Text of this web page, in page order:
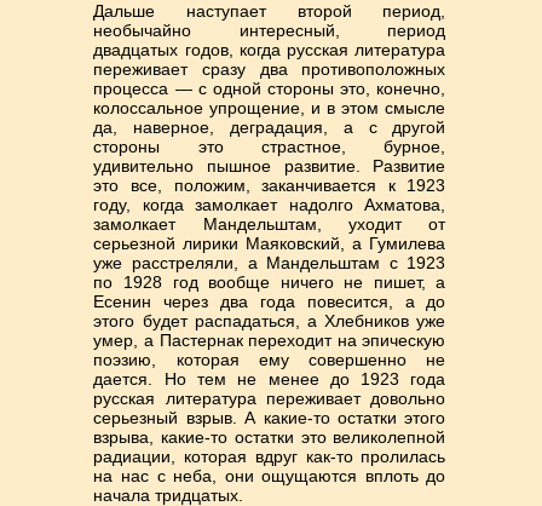
Дальше наступает второй период,
необычайно интересный, период
двадцатых годов, когда русская литература
переживает сразу два противоположных
процесса — с одной стороны это, конечно,
колоссальное упрощение, и в этом смысле
да, наверное, деградация, а с другой
стороны это страстное, бурное,
удивительно пышное развитие. Развитие
это все, положим, заканчивается к 1923
году, когда замолкает надолго Ахматова,
замолкает Мандельштам, уходит от
серьезной лирики Маяковский, а Гумилева
уже расстреляли, а Мандельштам с 1923
по 1928 год вообще ничего не пишет, а
Есенин через два года повесится, а до
этого будет распадаться, а Хлебников уже
умер, а Пастернак переходит на эпическую
поэзию, которая ему совершенно не
дается. Но тем не менее до 1923 года
русская литература переживает довольно
серьезный взрыв. А какие-то остатки этого
взрыва, какие-то остатки это великолепной
радиации, которая вдруг как-то пролилась
на нас с неба, они ощущаются вплоть до
начала тридцатых.